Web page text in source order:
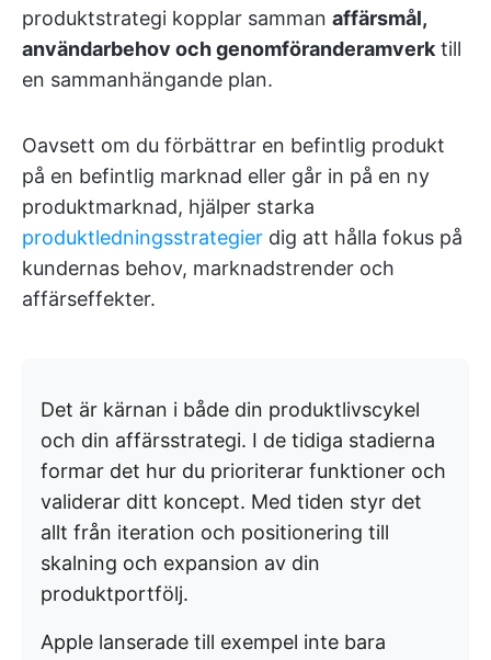
produktstrategi kopplar samman affärsmål,
användarbehov och genomföranderamverk till
en sammanhängande plan.
Oavsett om du förbättrar en befintlig produkt
på en befintlig marknad eller går in på en ny
produktmarknad, hjälper starka
produktledningsstrategier dig att hålla fokus på
kundernas behov, marknadstrender och
affärseffekter.
Det är kärnan i både din produktlivscykel
och din affärsstrategi. I de tidiga stadierna
formar det hur du prioriterar funktioner och
validerar ditt koncept. Med tiden styr det
allt från iteration och positionering till
skalning och expansion av din
produktportfölj.
Apple lanserade till exempel inte bara